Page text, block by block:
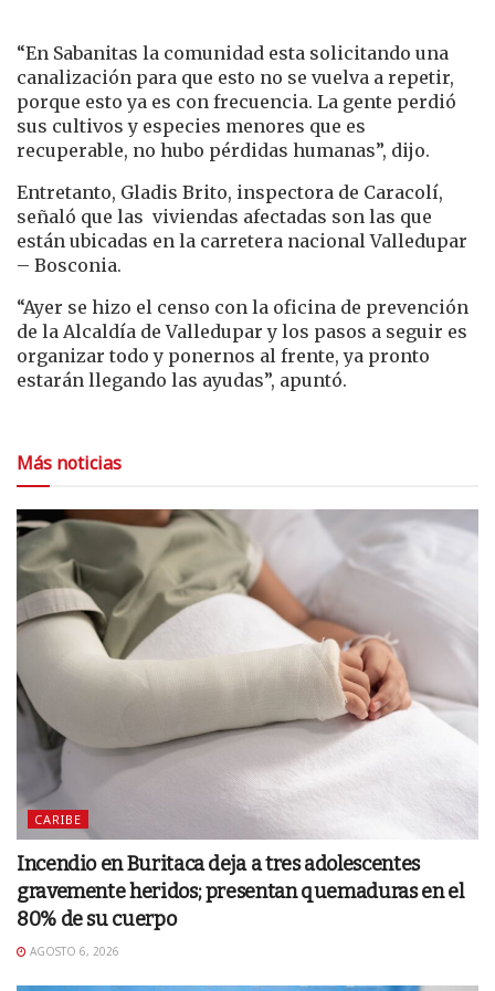
“En Sabanitas la comunidad esta solicitando una
canalización para que esto no se vuelva a repetir,
porque esto ya es con frecuencia. La gente perdió
sus cultivos y especies menores que es
recuperable, no hubo pérdidas humanas”, dijo.
Entretanto, Gladis Brito, inspectora de Caracolí,
señaló que las viviendas afectadas son las que
están ubicadas en la carretera nacional Valledupar
– Bosconia.
“Ayer se hizo el censo con la oficina de prevención
de la Alcaldía de Valledupar y los pasos a seguir es
organizar todo y ponernos al frente, ya pronto
estarán llegando las ayudas”, apuntó.
Más noticias
CARIBE
Incendio en Buritaca deja a tres adolescentes
gravemente heridos; presentan quemaduras en el
80% de su cuerpo
AGOSTO 6, 2026